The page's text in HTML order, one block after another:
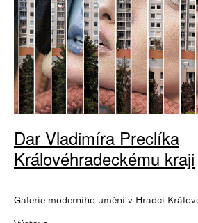
Dar Vladimíra Preclíka
Královéhradeckému kraji
Galerie moderního umění v Hradci